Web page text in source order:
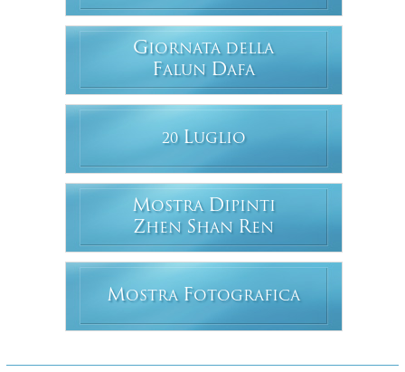
GIORNATA DELLA
FALUN DAFA
20 LUGLIO
MOSTRA DIPINTI
ZHEN SHAN REN
MOSTRA FOTOGRAFICA